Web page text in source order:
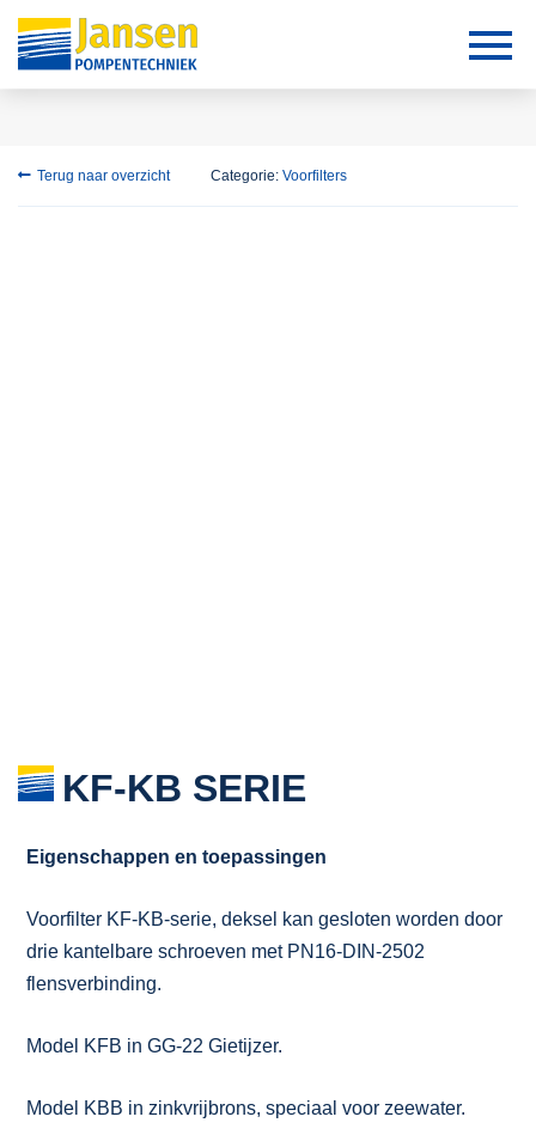
Terug naar overzicht Categorie: Voorfilters
KF-KB SERIE
Eigenschappen en toepassingen
Voorfilter KF-KB-serie, deksel kan gesloten worden door
drie kantelbare schroeven met PN16-DIN-2502
flensverbinding.
Model KFB in GG-22 Gietijzer.
Model KBB in zinkvrijbrons, speciaal voor zeewater.